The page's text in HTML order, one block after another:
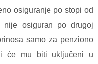
osiguranje po stopi od
nije osiguran po drugoj
samo za penziono
će mu biti uključeni u